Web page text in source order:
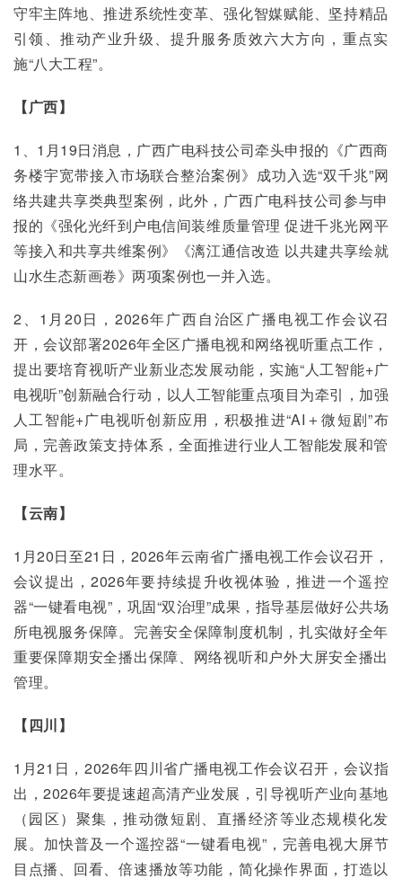
守牢主阵地、推进系统性变革、强化智媒赋能、坚持精品
引领、推动产业升级、提升服务质效六大方向，重点实
施“八大工程”。
【广西】
1、1月19日消息，广西广电科技公司牵头申报的《广西商
务楼宇宽带接入市场联合整治案例》成功入选“双千兆”网
络共建共享类典型案例，此外，广西广电科技公司参与申
报的《强化光纤到户电信间装维质量管理 促进千兆光网平
等接入和共享共维案例》《漓江通信改造 以共建共享绘就
山水生态新画卷》两项案例也一并入选。
2、1月20日，2026年广西自治区广播电视工作会议召
开，会议部署2026年全区广播电视和网络视听重点工作，
提出要培育视听产业新业态发展动能，实施“人工智能+广
电视听”创新融合行动，以人工智能重点项目为牵引，加强
人工智能+广电视听创新应用，积极推进“AI＋微短剧”布
局，完善政策支持体系，全面推进行业人工智能发展和管
理水平。
【云南】
1月20日至21日，2026年云南省广播电视工作会议召开，
会议提出，2026年要持续提升收视体验，推进一个遥控
器“一键看电视”，巩固“双治理”成果，指导基层做好公共场
所电视服务保障。完善安全保障制度机制，扎实做好全年
重要保障期安全播出保障、网络视听和户外大屏安全播出
管理。
【四川】
1月21日，2026年四川省广播电视工作会议召开，会议指
出，2026年要提速超高清产业发展，引导视听产业向基地
（园区）聚集，推动微短剧、直播经济等业态规模化发
展。加快普及一个遥控器“一键看电视”，完善电视大屏节
目点播、回看、倍速播放等功能，简化操作界面，打造以